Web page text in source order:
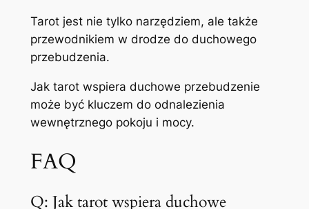
Tarot jest nie tylko narzędziem, ale także
przewodnikiem w drodze do duchowego
przebudzenia.
Jak tarot wspiera duchowe przebudzenie
może być kluczem do odnalezienia
wewnętrznego pokoju i mocy.
FAQ
Q: Jak tarot wspiera duchowe